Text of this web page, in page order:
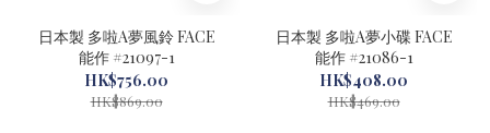
日本製 多啦A夢風鈴 FACE
能作 #21097-1
HK$756.00
HK$869.00
日本製 多啦A夢小碟 FACE
能作 #21086-1
HK$408.00
HK$469.00